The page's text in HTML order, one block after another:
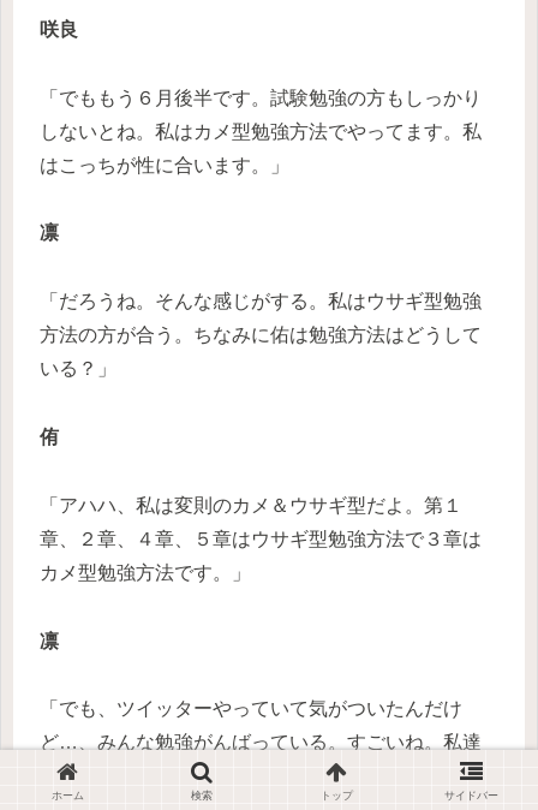
咲良
「でももう６月後半です。試験勉強の方もしっかり
しないとね。私はカメ型勉強方法でやってます。私
はこっちが性に合います。」
凛
「だろうね。そんな感じがする。私はウサギ型勉強
方法の方が合う。ちなみに佑は勉強方法はどうして
いる？」
侑
「アハハ、私は変則のカメ＆ウサギ型だよ。第１
章、２章、４章、５章はウサギ型勉強方法で３章は
カメ型勉強方法です。」
凛
「でも、ツイッターやっていて気がついたんだけ
ど…、みんな勉強がんばっている。すごいね。私達
もがんばらないと、そう思わされるよ。」
ホーム 検索 トップ サイドバー